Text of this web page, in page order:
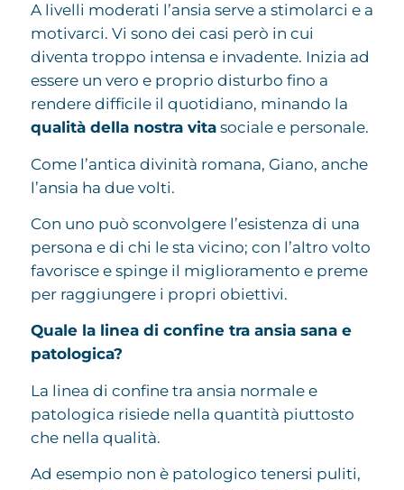
A livelli moderati l’ansia serve a stimolarci e a
motivarci. Vi sono dei casi però in cui
diventa troppo intensa e invadente. Inizia ad
essere un vero e proprio disturbo fino a
rendere difficile il quotidiano, minando la
qualità della nostra vitasociale e personale.
Come l’antica divinità romana, Giano, anche
l’ansia ha due volti.
Con uno può sconvolgere l’esistenza di una
persona e di chi le sta vicino; con l’altro volto
favorisce e spinge il miglioramento e preme
per raggiungere i propri obiettivi.
Quale la linea di confine tra ansia sana e
patologica?
La linea di confine tra ansia normale e
patologica risiede nella quantità piuttosto
che nella qualità.
Ad esempio non è patologico tenersi puliti,